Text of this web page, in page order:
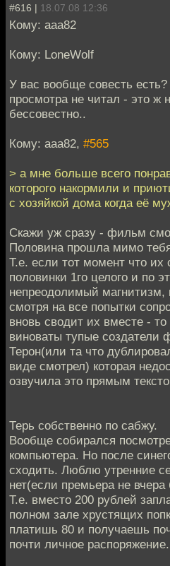
#616 | 18.07.08 12:36
Кому: aaa82
Кому: LoneWolf
У вас вообще совесть
просмотра не читал - это ж
бессовестно..
Кому: aaa82, #565
> а мне больше всего
которого накормили и
с хозяйкой дома когда её
Скажи уж сразу - фильм
Половина прошла мимо
Т.е. если тот момент что их
половинки 1го целого и по
непреодолимый
смотря на все попытки
вновь сводит их вместе -
виноваты тупые
Терон(или та что
виде смотрел) которая
озвучила это прямым
Терь собственно по сабжу.
Вообще собирался
компьютера. Но после
сходить. Люблю утренние
нет(если премьера не
Т.е. вместо 200 рублей
полном зале хрустящих
платишь 80 и получаешь
почти личное распоряжение.